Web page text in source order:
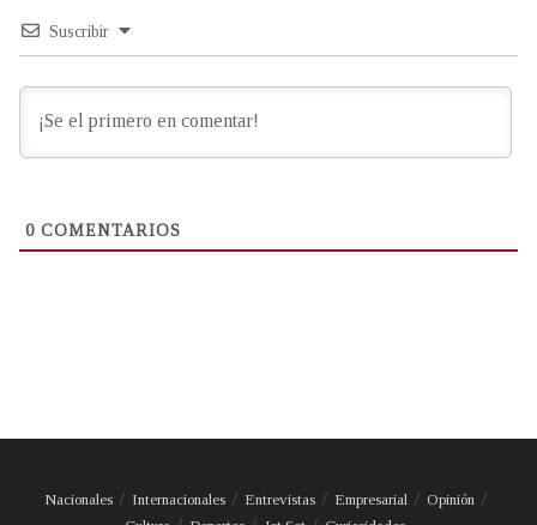
Suscribir
0 COMENTARIOS
Nacionales Internacionales Entrevistas Empresarial
Opinión